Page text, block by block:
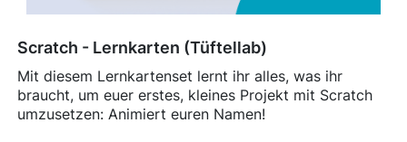
Scratch - Lernkarten (Tüftellab)
Mit diesem Lernkartenset lernt ihr alles, was ihr
braucht, um euer erstes, kleines Projekt mit Scratch
umzusetzen: Animiert euren Namen!